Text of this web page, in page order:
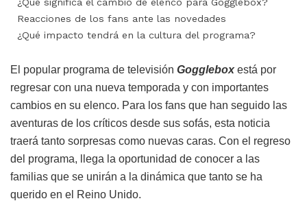
Reacciones de los fans ante las novedades
¿Qué impacto tendrá en la cultura del programa?
El popular programa de televisión Gogglebox está por
regresar con una nueva temporada y con importantes
cambios en su elenco. Para los fans que han seguido las
aventuras de los críticos desde sus sofás, esta noticia
traerá tanto sorpresas como nuevas caras. Con el regreso
del programa, llega la oportunidad de conocer a las
familias que se unirán a la dinámica que tanto se ha
querido en el Reino Unido.